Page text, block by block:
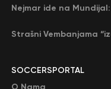
SOCCERSPORTAL